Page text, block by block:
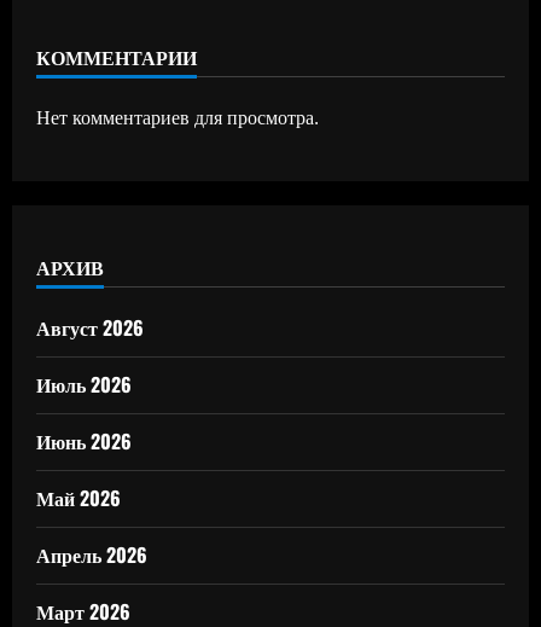
КОММЕНТАРИИ
Нет комментариев для просмотра.
АРХИВ
Август 2026
Июль 2026
Июнь 2026
Май 2026
Апрель 2026
Март 2026